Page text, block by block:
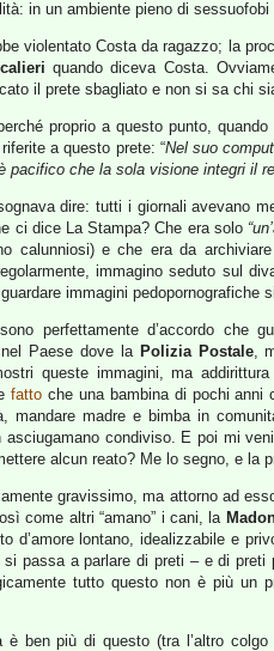
in un ambiente pieno di
violentato Costa da ragazzo; la
quando diceva Costa.
il prete sbagliato e non si sa chi
proprio a questo punto,
a questo prete: “Nel suo
pacifico che la sola visione integri il
dire: tutti i giornali avevano
ci dice La Stampa? Che era solo
calunniosi) e che era da
immagino seduto sul
immagini pedopornografiche
perfettamente d’accordo
Paese dove la Polizia Postale,
queste immagini, ma
fatto che una bambina di pochi anni
mandare madre e bimba in
condiviso. E poi mi
alcun reato? Me lo segno, e la
gravissimo, ma attorno ad
come altri “amano” i cani, la
d’amore lontano, idealizzabile e
passa a parlare di preti – e di
tutto questo non è più un
è ben più di questo (tra l’altro